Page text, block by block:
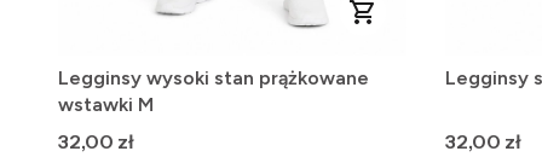
Legginsy wysoki stan prążkowane
wstawki M
Cena
32,00 zł
Legginsy
Cena
32,00 zł